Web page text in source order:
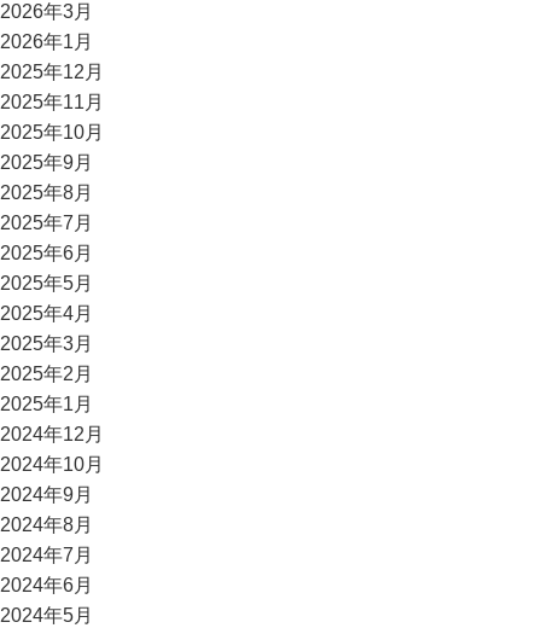
2026年3月
2026年1月
2025年12月
2025年11月
2025年10月
2025年9月
2025年8月
2025年7月
2025年6月
2025年5月
2025年4月
2025年3月
2025年2月
2025年1月
2024年12月
2024年10月
2024年9月
2024年8月
2024年7月
2024年6月
2024年5月